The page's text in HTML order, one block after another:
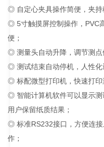
◎ 自定心夹具操作简便，夹持
◎ 5寸触摸屏控制操作，PVC
便；
◎ 测量头自动升降，调节测点
◎ 测试结束自动停机，人性化
◎ 标配微型打印机，快速打印
◎ 智能计算机软件可以显示
用户保留纸质结果；
◎ 标准RS232接口，方便连
作；